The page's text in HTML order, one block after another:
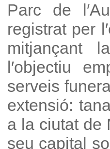
Parc de
registrat per
mitjançant
l′objectiu
serveis
extensió:
a la ciutat de
seu capital